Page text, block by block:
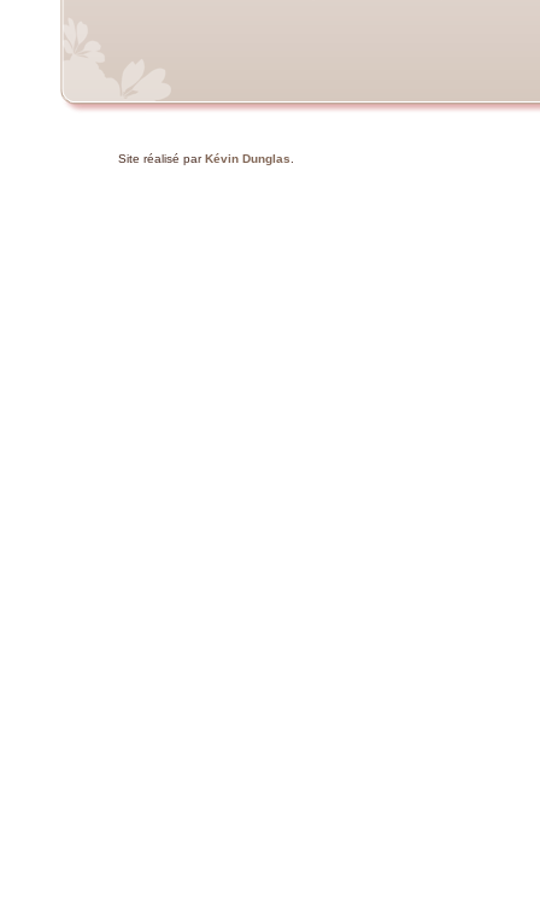
Site réalisé parKévin Dunglas